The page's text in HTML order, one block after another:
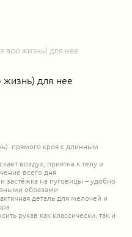
всю жизнь) для нее
жизнь) для нее
прямого кроя с длинным
воздух, приятна к телу и
всего дня
застёжка на пуговицы – удобно
образами
деталь для мелочей и
рукав как классически, так и